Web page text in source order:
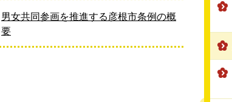
男女共同参画を推進する彦根市条例の概
要